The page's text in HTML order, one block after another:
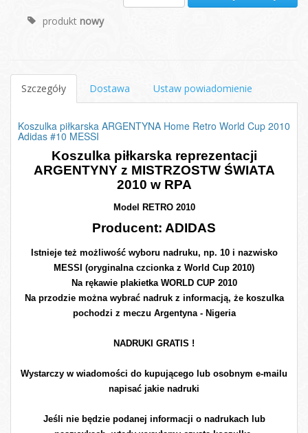
produkt nowy
Szczegóły Dostawa Ustaw powiadomienie
Koszulka piłkarska ARGENTYNA Home Retro World Cup 2010
Adidas #10 MESSI
Koszulka piłkarska reprezentacji
ARGENTYNY z MISTRZOSTW ŚWIATA
2010 w RPA
Model RETRO 2010
Producent: ADIDAS
Istnieje też możliwość wyboru nadruku, np. 10 i nazwisko
MESSI (oryginalna czcionka z World Cup 2010)
Na rękawie plakietka WORLD CUP 2010
Na przodzie można wybrać nadruk z informacją, że koszulka
pochodzi z meczu Argentyna - Nigeria
NADRUKI GRATIS !
Wystarczy w wiadomości do kupującego lub osobnym e-mailu
napisać jakie nadruki
Jeśli nie będzie podanej informacji o nadrukach lub